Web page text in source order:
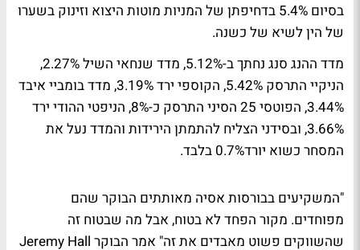
בסיום 5.4% בדחיפתן של המניות מוטות היצוא וזינוק בשערו
של הין לשיא של כשנה.
מדד ההנג סנג נחתך ב-5.12%, מדד שנחאי השיל 2.27%,
הניקיי התרסק 5.42%, הקוספי ירד 3.19%, מדד בומביי איבד
3.44%, הפוטסי 25 הסיני התרסק כ-8%, הניפטי ההודי ירד
3.66%, ובסידני הצליח להתמתן הירידות והמדד נעל את
המסחר כשוא יורד0.7% בלבד.
"המשקיעים בבורסות אסיה מאותתים הבוקר שהם
מפוחדים. מקור הפחד לא בטוח, אבל מה שבטוח זה
שהשווקים פשוט מאבדים את זה" אמר הבוקר Jeremy Hall